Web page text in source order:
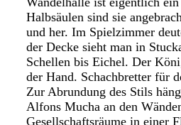
Halbsäulen sind sie
und her. Im Spielzimmer
der Decke sieht man in
Schellen bis Eichel. Der
der Hand. Schachbretter für
Zur Abrundung des Stils
Alfons Mucha an den
Gesellschaftsräume in einer